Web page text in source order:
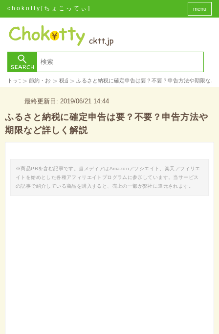
chokotty[ちょこってぃ] menu
トップ> 節約・お金> 税金 > ふるさと納税に確定申告は要？不要？申告方法や期限など
最終更新日: 2019/06/21 14:44
ふるさと納税に確定申告は要？不要？申告方法や
期限など詳しく解説
※商品PRを含む記事です。当メディアはAmazonアソシエイト、楽天アフィリエ
イトを始めとした各種アフィリエイトプログラムに参加しています。当サービス
の記事で紹介している商品を購入すると、売上の一部が弊社に還元されます。